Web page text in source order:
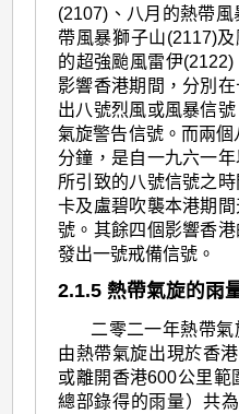
(2107)、八月的熱帶
帶風暴獅子山(2117)
的超強颱風雷伊
影響香港期間，分別
出八號烈風或風暴信
氣旋警告信號。而兩
分鐘，是自一九六一
所引致的八號信號之
卡及盧碧吹襲本港期
號。其餘四個影響香
發出一號戒備信號。
2.1.5 熱帶氣旋的雨
二零二一年熱帶
由熱帶氣旋出現於香
或離開香港600公里範
總部錄得的雨量）共